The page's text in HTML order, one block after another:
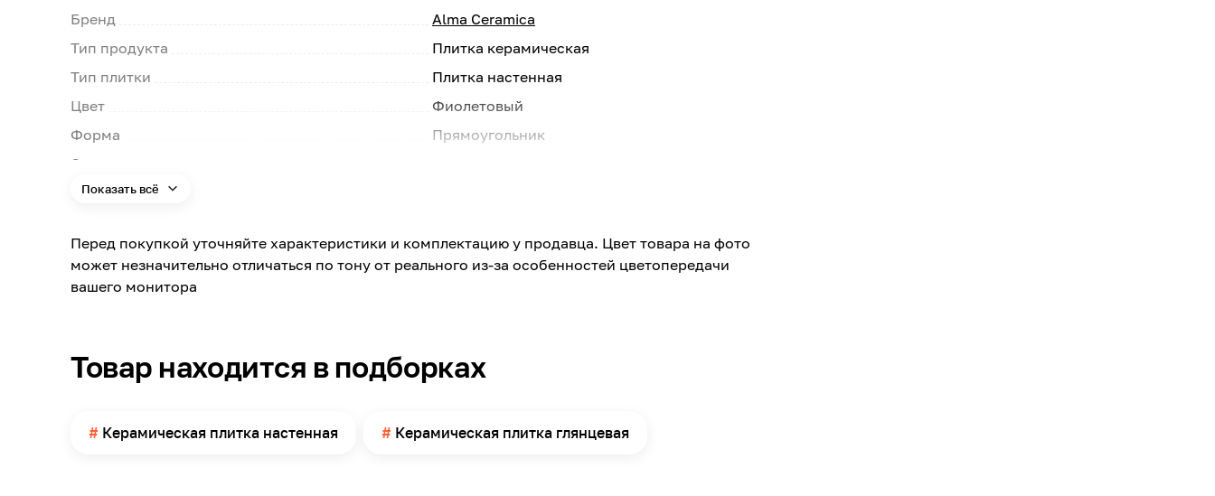
Бренд
Alma Ceramica
Тип продукта
Плитка керамическая
Тип плитки
Плитка настенная
Цвет
Фиолетовый
Форма
Прямоугольник
Страна производства
Модельный ряд
Длина
249
Количество в упаковке
12
Показать всё
Перед покупкой уточняйте характеристики и комплектацию у продавца. Цвет товара на фото
может незначительно отличаться по тону от реального из-за особенностей цветопередачи
вашего монитора
Товар находится в подборках
Керамическая плитка настенная Керамическая плитка глянцевая